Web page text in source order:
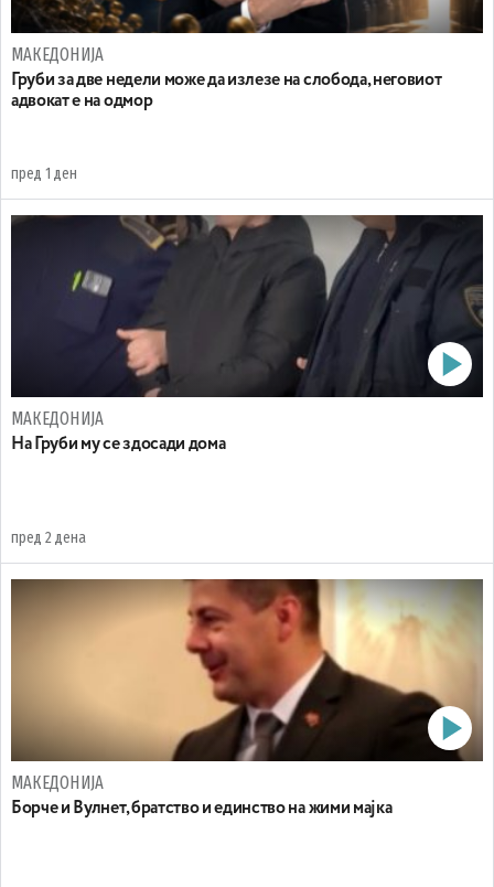
МАКЕДОНИЈА
Груби за две недели може да излезе на слобода, неговиот
адвокат е на одмор
пред 1 ден
МАКЕДОНИЈА
На Груби му се здосади дома
пред 2 дена
МАКЕДОНИЈА
Борче и Вулнет, братство и единство на жими мајка